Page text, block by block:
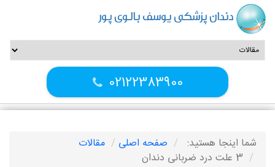
دندان پزشکی یوسف بالوی پور
02122383900
شما اینجا هستید: صفحه اصلی
مقالات
3 علت درد ضربانی دندان